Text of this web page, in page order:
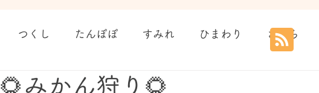
つくし たんぽぽ すみれ ひまわり さくら
🌻みかん狩り🌻